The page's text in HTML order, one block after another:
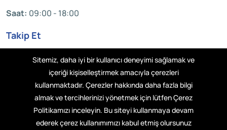
Saat: 09:00 - 18:00
Takip Et
Hakkımızda
Resources
Sitemiz, daha iyi bir kullanıcı deneyimi sağlamak ve
içeriği kişiselleştirmek amacıyla çerezleri
kullanmaktadır. Çerezler hakkında daha fazla bilgi
almak ve tercihlerinizi yönetmek için lütfen Çerez
Politikamızı inceleyin. Bu siteyi kullanmaya devam
ederek çerez kullanımımızı kabul etmiş olursunuz